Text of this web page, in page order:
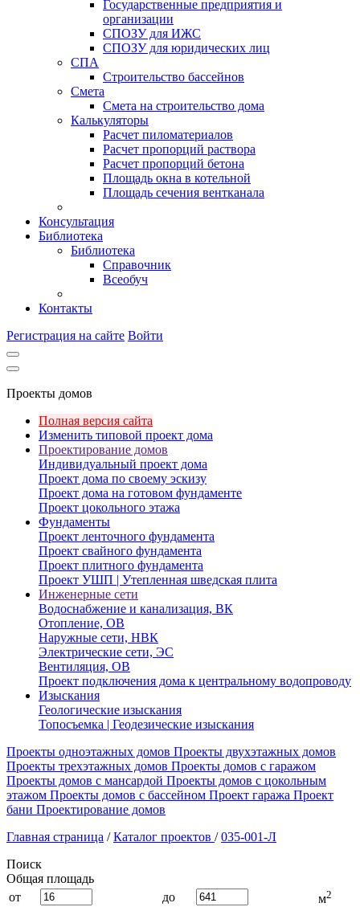
Государственные предприятия и
организации
СПОЗУ для ИЖС
СПОЗУ для юридических лиц
СПА
Строительство бассейнов
Смета
Смета на строительство дома
Калькуляторы
Расчет пиломатериалов
Расчет пропорций раствора
Расчет пропорций бетона
Площадь окна в котельной
Площадь сечения вентканала
Консультация
Библиотека
Библиотека
Справочник
Всеобуч
Контакты
Регистрация на сайте Войти
Проекты домов
Полная версия сайта
Изменить типовой проект дома
Проектирование домов
Индивидуальный проект дома
Проект дома по своему эскизу
Проект дома на готовом фундаменте
Проект цокольного этажа
Фундаменты
Проект ленточного фундамента
Проект свайного фундамента
Проект плитного фундамента
Проект УШП | Утепленная шведская плита
Инженерные сети
Водоснабжение и канализация, ВК
Отопление, ОВ
Наружные сети, НВК
Электрические сети, ЭС
Вентиляция, ОВ
Проект подключения дома к центральному водопроводу
Изыскания
Геологические изыскания
Топосъемка | Геодезические изыскания
Проекты одноэтажных домов Проекты двухэтажных домов
Проекты трехэтажных домов Проекты домов с гаражом
Проекты домов с мансардой Проекты домов с цокольным
этажом Проекты домов с бассейном Проект гаража Проект
бани Проектирование домов
Главная страница / Каталог проектов / 035-001-Л
Поиск
Общая площадь
от
до м2